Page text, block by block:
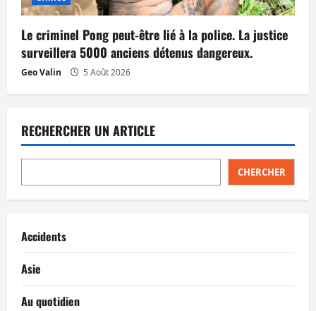
Le criminel Pong peut-être lié à la police. La justice
surveillera 5000 anciens détenus dangereux.
Geo Valin 5 Août 2026
RECHERCHER UN ARTICLE
CHERCHER
Accidents
Asie
Au quotidien